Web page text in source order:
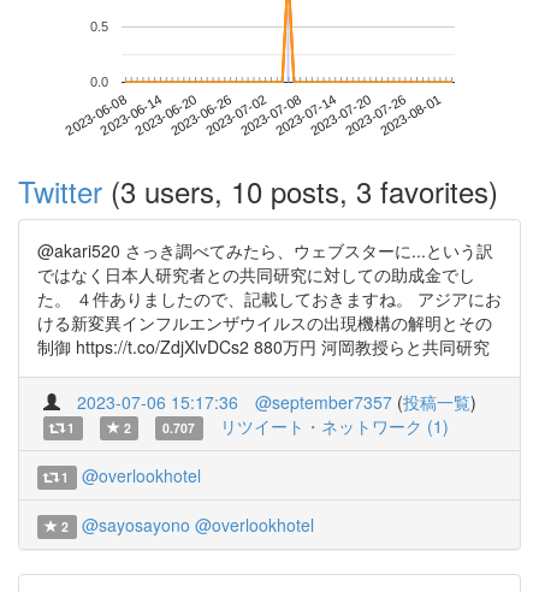
2023-06-082023-06-142023-06-202023-06-262023-07-022023-07-082023-07-142023-07-202023-07-262023-08-01
0.0
0.5
Twitter (3 users, 10 posts, 3 favorites)
@akari520 さっき調べてみたら、ウェブスターに...という訳
ではなく日本人研究者との共同研究に対しての助成金でし
た。 ４件ありましたので、記載しておきますね。 アジアにお
ける新変異インフルエンザウイルスの出現機構の解明とその
制御 https://t.co/ZdjXlvDCs2 880万円 河岡教授らと共同研究
2023-07-06 15:17:36 @september7357 (投稿一覧)
1 2 0.707 リツイート・ネットワーク (1)
1 @overlookhotel
2 @sayosayono @overlookhotel